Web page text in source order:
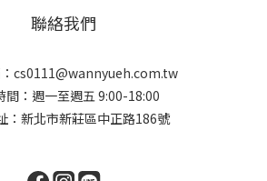
聯絡我們
cs0111@wannyueh.com.tw
間：週一至週五 9:00-18:00
：新北市新莊區中正路186號